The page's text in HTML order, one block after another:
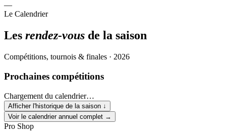
—
Le Calendrier
Les rendez-vous de la saison
Compétitions, tournois & finales · 2026
Prochaines compétitions
Chargement du calendrier…
Afficher l'historique de la saison ↓
Voir le calendrier annuel complet →
Pro Shop